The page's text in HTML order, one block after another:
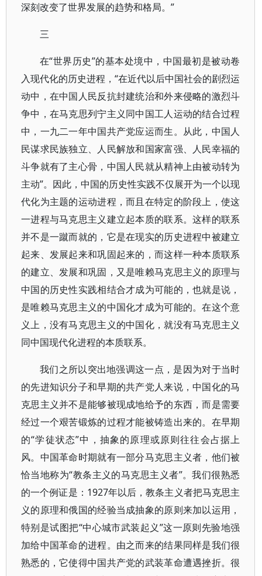
深刻改变了世界发展的趋势和格局。”
三
在“世界历史”的基本处境中，中国最初是被动卷
入现代化的历史进程，“在近代以后中国社会的剧烈运
动中，在中国人民反抗封建统治和外来侵略的激烈斗
争中，在马克思列宁主义同中国工人运动的结合过程
中，一九二一年中国共产党应运而生。从此，中国人
民谋求民族独立、人民解放和国家富强、人民幸福的
斗争就有了主心骨，中国人民就从精神上由被动转为
主动”。因此，中国的历史性实践不仅展开为一个以现
代化为主题的运动进程，而且在特定的阶段上，使这
一进程与马克思主义建立起本质的联系。这样的联系
并不是一蹴而就的，它是在现实的历史进程中被建立
起来、发展起来和巩固起来的，而这样一种本质联系
的建立、发展和巩固，又是唯赖马克思主义的原理与
中国的历史性实践相结合才成为可能的，也就是说，
是唯赖马克思主义的中国化才成为可能的。在这个意
义上，没有马克思主义的中国化，就没有马克思主义
同中国现代化进程的本质联系。
我们之所以突出地强调这一点，是因为对于当时
的先进知识分子和早期的共产党人来说，中国化的马
克思主义并不是能够被现成地给予的东西，而是需要
经过一个艰苦锻炼的过程才能被铸造出来的。在早期
的“学徒状态”中，抽象的原理或原则往往会占据上
风。中国革命时期就有一部分马克思主义者，他们被
恰当地称为“教条主义的马克思主义者”。我们很熟悉
的一个例证是：1927年以后，教条主义者把马克思主
义的原理和俄国的经验当成抽象的原则来加以运用，
特别是试图把“中心城市武装起义”这一原则先验地强
加给中国革命的进程。由之而来的结果同样是我们很
熟悉的，它使得中国共产党的武装革命遭遇挫折。很